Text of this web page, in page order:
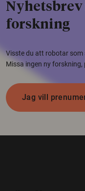
forskning
Visste du att robotar som
Missa ingen ny
Jag vill